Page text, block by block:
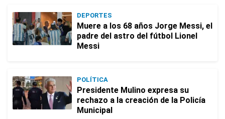
DEPORTES
Muere a los 68 años Jorge Messi, el
padre del astro del fútbol Lionel
Messi
POLÍTICA
Presidente Mulino expresa su
rechazo a la creación de la Policía
Municipal